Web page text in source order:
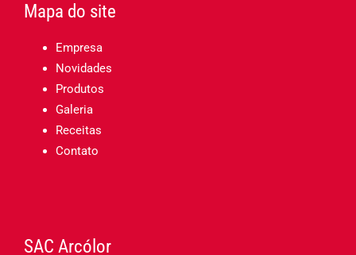
Mapa do site
Empresa
Novidades
Produtos
Galeria
Receitas
Contato
SAC Arcólor